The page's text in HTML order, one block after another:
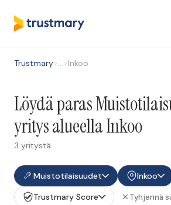
Trustmary>…>Inkoo
Löydä paras
yritys alueella Inkoo
3 yritystä
Muistotilaisuudet
Inkoo
Trustmary Score
Tyhjennä